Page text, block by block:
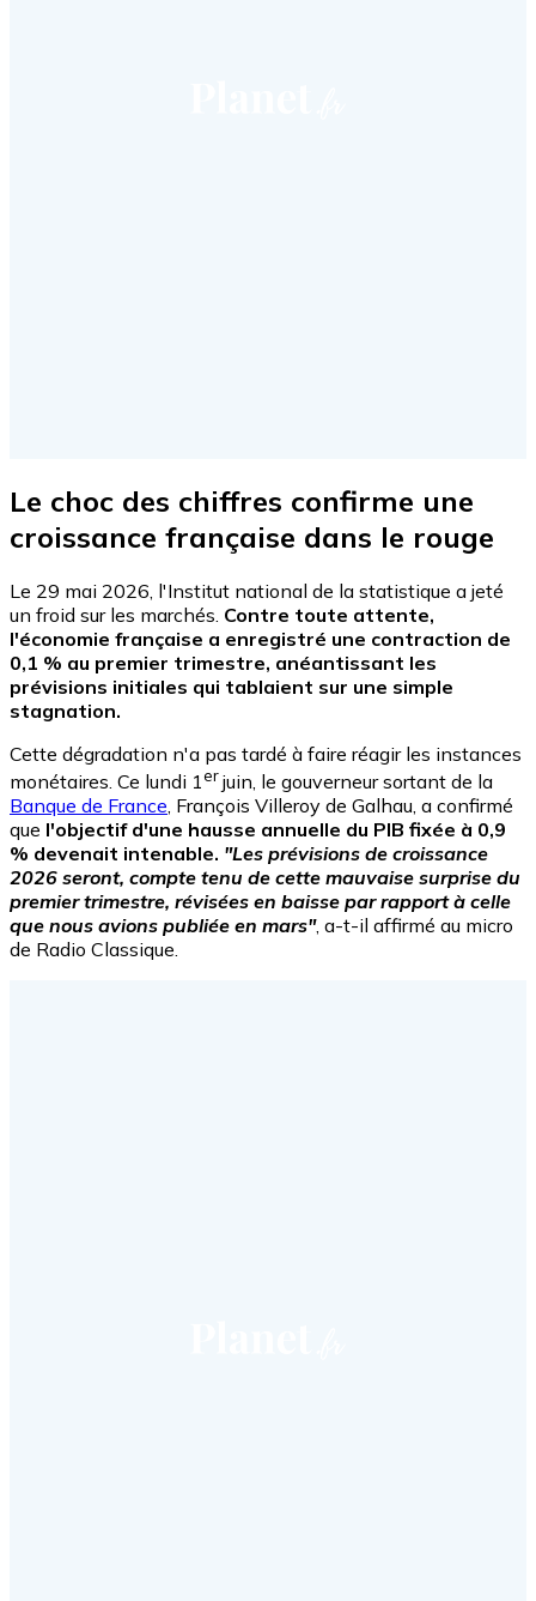
Le choc des chiffres confirme une
croissance française dans le rouge
Le 29 mai 2026, l'Institut national de la statistique a jeté
un froid sur les marchés. Contre toute attente,
l'économie française a enregistré une contraction de
0,1 % au premier trimestre, anéantissant les
prévisions initiales qui tablaient sur une simple
stagnation.
Cette dégradation n'a pas tardé à faire réagir les instances
monétaires. Ce lundi 1erjuin, le gouverneur sortant de la
Banque de France , François Villeroy de Galhau, a confirmé
que l'objectif d'une hausse annuelle du PIB fixée à 0,9
% devenait intenable. "Les prévisions de croissance
2026 seront, compte tenu de cette mauvaise surprise du
premier trimestre, révisées en baisse par rapport à celle
que nous avions publiée en mars", a-t-il affirmé au micro
de Radio Classique.